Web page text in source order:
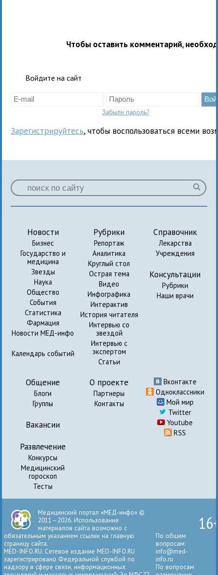
Чтобы оставить комментарий,
Войдите на сайт
Забыли пароль?
Зарегистрируйтесь, чтобы воспользоваться всеми
Новости
Бизнес
Государство и
медицина
Звезды
Наука
Общество
События
Статистика
Фармация
Новости МЕД-инфо
Календарь событий
Рубрики
Репортаж
Аналитика
Круглый стол
Острая тема
Видео
Инфографика
Интерактив
История читателя
Интервью со
звездой
Интервью с
экспертом
Статьи
Справочник
Лекарства
Учреждения
Консультации
Рубрики
Наши врачи
Общение
Блоги
Группы
Вакансии
Развлечение
Конкурсы
Медицинский
гороскоп
Тесты
О проекте
Партнеры
Контакты
Вконтакте
Одноклассники
Мой мир
Twitter
Youtube
RSS
Медицинский портал «МЕД-инфо» ©
2011—2026. Использование
материалов сайта возможно с
обязательным указанием ссылки на главную
страницу сайта.
MED-INFO.RU. Сетевое издание MED-INFO.RU
зарегистрировано Федеральной службой по
надзору в сфере связи, информационных
По общим
вопросам:
info@med-
info.ru
По вопросам